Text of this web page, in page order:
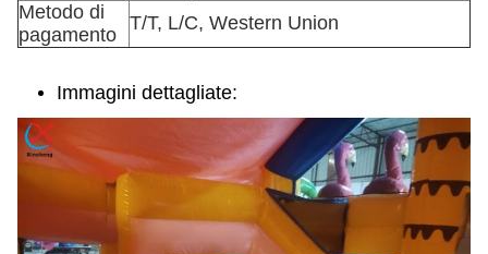
Metodo di
pagamento
T/T, L/C, Western Union
Immagini dettagliate: